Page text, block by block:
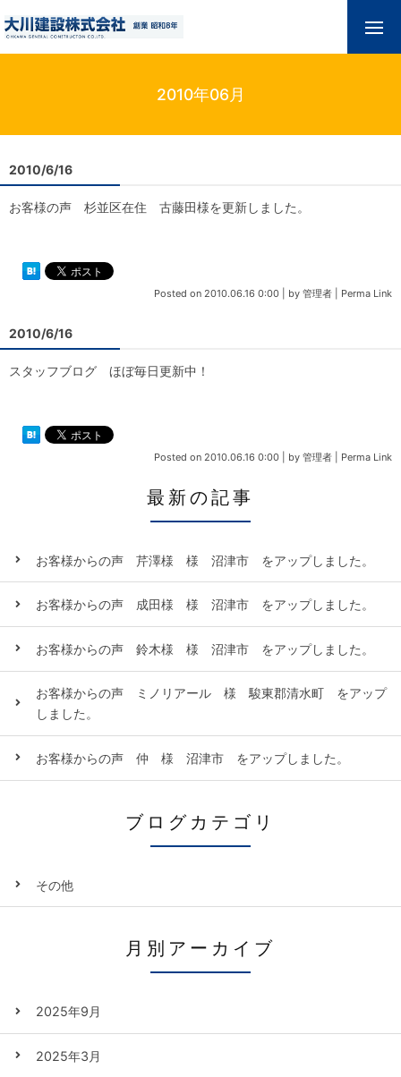
2010年06月
2010/6/16
お客様の声 杉並区在住 古藤田様を更新しました。
Posted on 2010.06.16 0:00 by 管理者 Perma Link
2010/6/16
スタッフブログ ほぼ毎日更新中！
Posted on 2010.06.16 0:00 by 管理者 Perma Link
最新の記事
お客様からの声 芹澤様 様 沼津市 をアップしました。
お客様からの声 成田様 様 沼津市 をアップしました。
お客様からの声 鈴木様 様 沼津市 をアップしました。
お客様からの声 ミノリアール 様 駿東郡清水町 をアップ
しました。
お客様からの声 仲 様 沼津市 をアップしました。
ブログカテゴリ
その他
月別アーカイブ
2025年9月
2025年3月